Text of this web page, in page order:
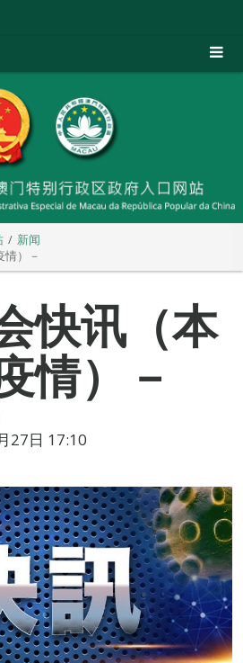
新闻
情）－
快讯（本
情）－
27日 17:10